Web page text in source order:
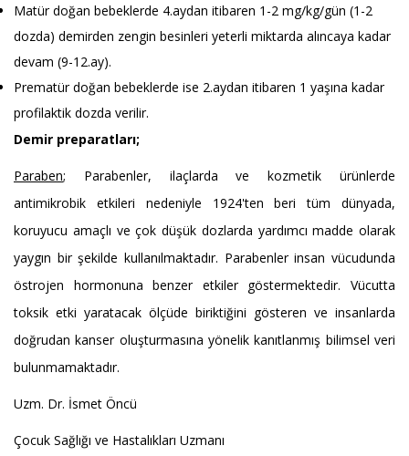
Matür doğan bebeklerde 4.aydan itibaren 1-2 mg/kg/gün (1-2
dozda) demirden zengin besinleri yeterli miktarda alıncaya kadar
devam (9-12.ay).
Prematür doğan bebeklerde ise 2.aydan itibaren 1 yaşına kadar
profilaktik dozda verilir.
Demir preparatları;
Paraben; Parabenler, ilaçlarda ve kozmetik ürünlerde
antimikrobik etkileri nedeniyle 1924'ten beri tüm dünyada,
koruyucu amaçlı ve çok düşük dozlarda yardımcı madde olarak
yaygın bir şekilde kullanılmaktadır. Parabenler insan vücudunda
östrojen hormonuna benzer etkiler göstermektedir. Vücutta
toksik etki yaratacak ölçüde biriktiğini gösteren ve insanlarda
doğrudan kanser oluşturmasına yönelik kanıtlanmış bilimsel veri
bulunmamaktadır.
Uzm. Dr. İsmet Öncü
Çocuk Sağlığı ve Hastalıkları Uzmanı